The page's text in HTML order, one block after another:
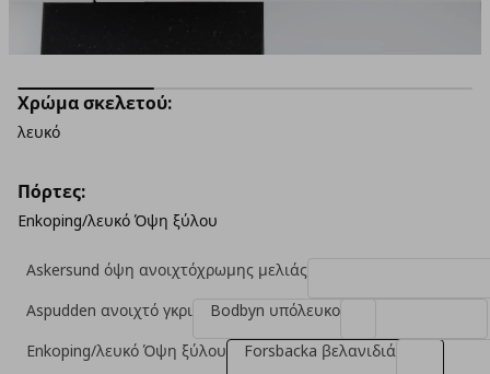
Χρώμα σκελετού:
λευκό
Πόρτες:
Enkoping/λευκό Όψη ξύλου
Askersund όψη ανοιχτόχρωμης μελιάς
Aspudden ανοιχτό γκρι
Bodbyn υπόλευκο
Enkoping/λευκό Όψη ξύλου
Forsbacka βελανιδιά